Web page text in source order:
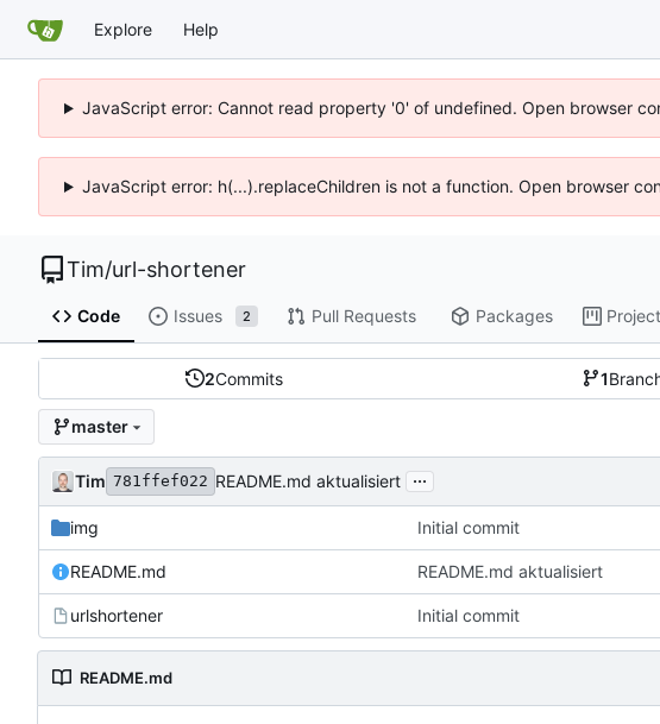
Explore Help
JavaScript error: Cannot read property '0' of undefined. Open browser
JavaScript error: h(...).replaceChildren is not a function. Open browser
Tim/url-shortener
Code Issues 2 Pull Requests Packages
2Commits 1
master
Tim 781ffef022 README.md aktualisiert ...
img Initial commit
README.md README.md aktualisiert
urlshortener Initial commit
README.md